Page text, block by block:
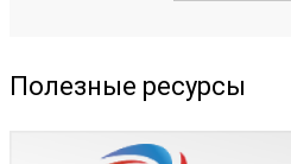
Полезные ресурсы